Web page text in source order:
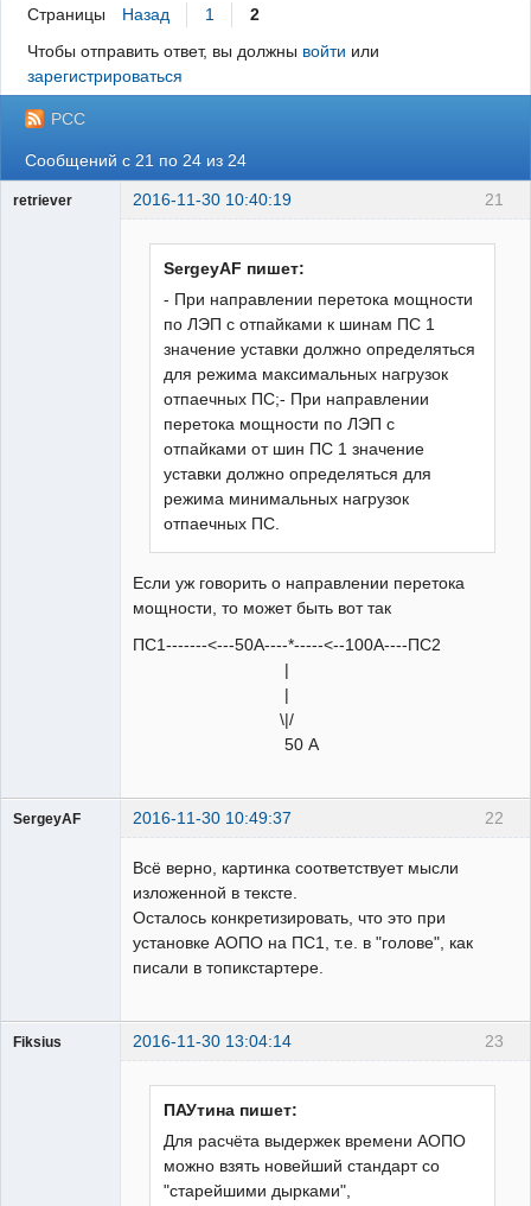
Страницы Назад 1
2
Чтобы отправить ответ, вы должны войти или
зарегистрироваться
РСС
Сообщений с 21 по 24 из 24
21
retriever 2016-11-30 10:40:19
SergeyAF пишет:
- При направлении перетока мощности
по ЛЭП с отпайками к шинам ПС 1
значение уставки должно определяться
для режима максимальных нагрузок
отпаечных ПС;- При направлении
перетока мощности по ЛЭП с
отпайками от шин ПС 1 значение
уставки должно определяться для
режима минимальных нагрузок
отпаечных ПС.
Если уж говорить о направлении перетока
мощности, то может быть вот так
ПС1-------<---50А----*-----<--100А----ПС2
|
|
\|/
50 А
22
SergeyAF 2016-11-30 10:49:37
Всё верно, картинка соответствует мысли
изложенной в тексте.
Осталось конкретизировать, что это при
установке АОПО на ПС1, т.е. в "голове", как
писали в топикстартере.
23
Fiksius 2016-11-30 13:04:14
ПАУтина пишет:
Для расчёта выдержек времени АОПО
можно взять новейший стандарт со
"старейшими дырками",